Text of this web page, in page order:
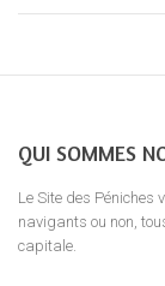
QUI SOMMES
Le Site des Péniches
navigants ou non,
capitale.